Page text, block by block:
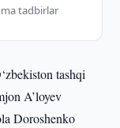
tadbirlar
tashqi
A’loyev
Doroshenko